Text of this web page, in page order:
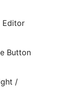
Editor
Button
/